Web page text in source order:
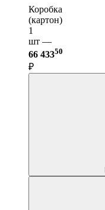
Коробка
(картон)
1
шт —
66 43350
₽